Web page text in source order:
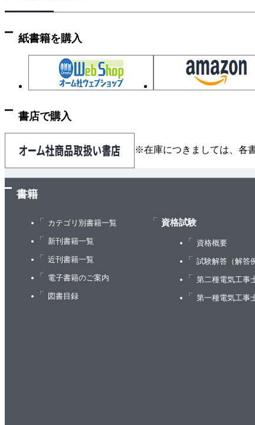
紙書籍を購入
書店で購入
※在庫につきましては、各
書籍
カテゴリ別書籍一覧
新刊書籍一覧
近刊書籍一覧
電子書籍のご案内
図書目録
資格試験
資格概要
試験解答（解答
第二種電気工事
第一種電気工事